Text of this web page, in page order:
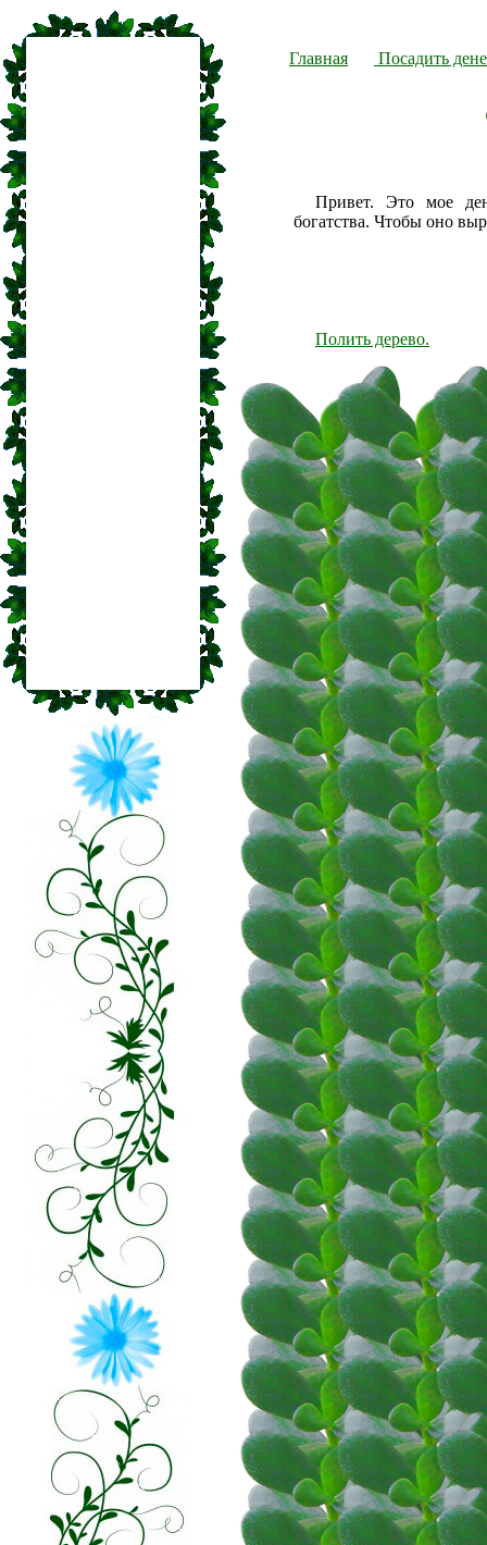
Главная Посадить
Привет. Это мое
богатства. Чтобы оно
Полить дерево.